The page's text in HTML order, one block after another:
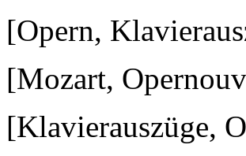
[Opern,
[Mozart,
[Klavierauszüge,